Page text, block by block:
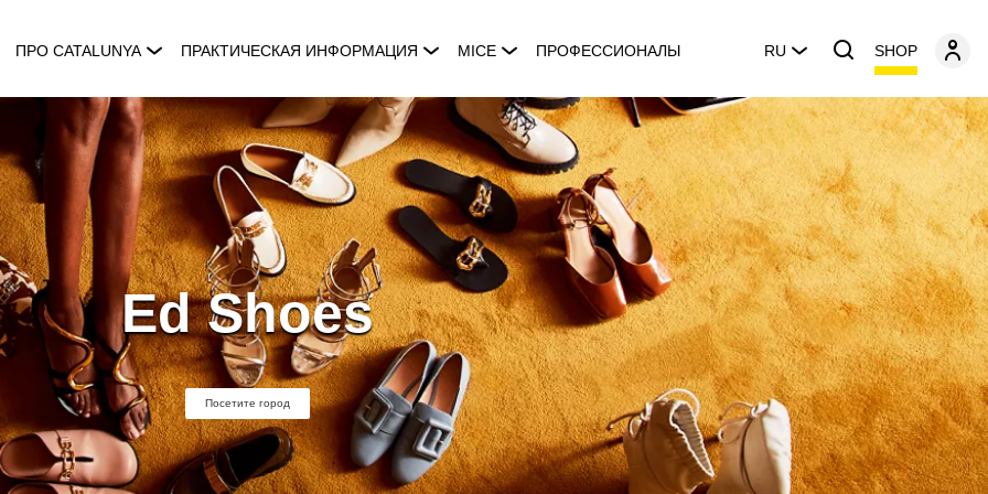
ПРО CATALUNYA ПРАКТИЧЕСКАЯ ИНФОРМАЦИЯ MICE ПРОФЕССИОНАЛЫ RU SHOP
Ed Shoes
Посетите город